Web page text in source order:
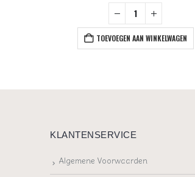
TOEVOEGEN AAN WINKELWAGEN
KLANTENSERVICE
Algemene Voorwaarden